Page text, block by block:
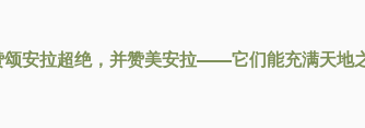
安拉超绝，并赞美安拉——它们能充满天地